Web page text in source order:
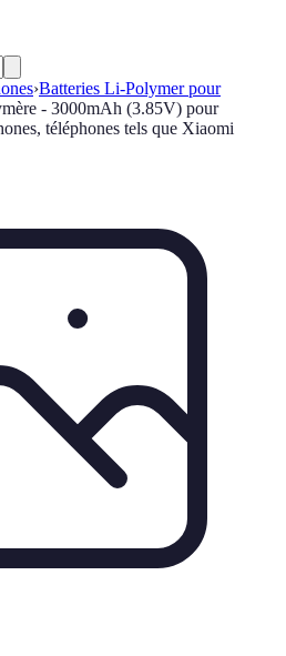
›Batteries Li-Polymer pour
- 3000mAh (3.85V) pour
téléphones tels que Xiaomi